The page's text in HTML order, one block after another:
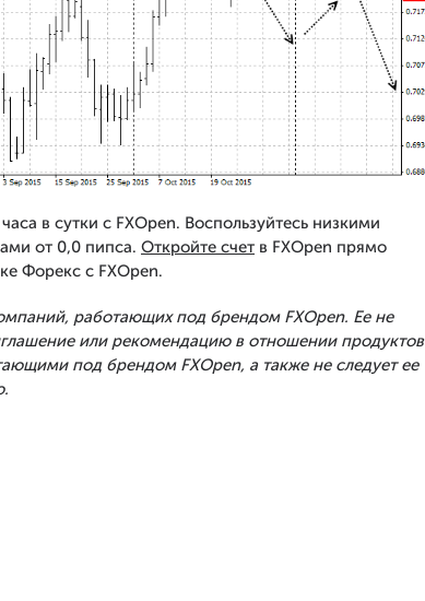
в сутки с FXOpen. Воспользуйтесь низкими
от 0,0 пипса. Откройте счет в FXOpen прямо
Форекс с FXOpen.
работающих под брендом FXOpen. Ее не
или рекомендацию в отношении продуктов
под брендом FXOpen, а также не следует ее